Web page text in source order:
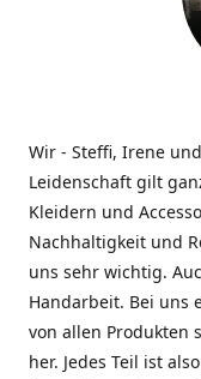
Wir - Steffi, Irene
Leidenschaft gilt
Kleidern und
Nachhaltigkeit und
uns sehr wichtig.
Handarbeit. Bei uns
von allen Produkten
her. Jedes Teil ist